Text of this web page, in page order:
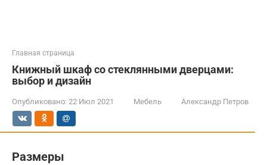
Главная страница
Книжный шкаф со стеклянными дверцами:
выбор и дизайн
Опубликовано: 22 Июл 2021 Мебель Александр Петров
Размеры